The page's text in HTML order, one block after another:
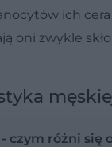
ich cera
oni zwykle
czym różni się